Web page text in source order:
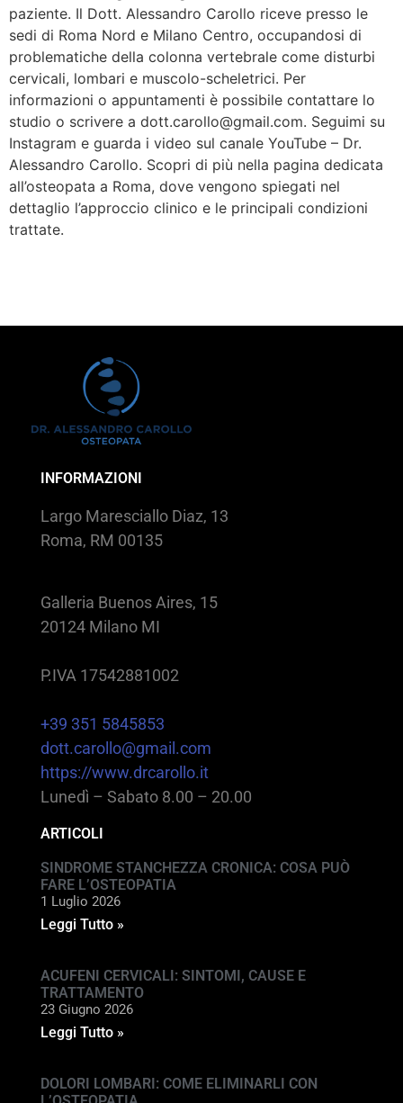
paziente. Il Dott. Alessandro Carollo riceve presso le
sedi di Roma Nord e Milano Centro, occupandosi di
problematiche della colonna vertebrale come disturbi
cervicali, lombari e muscolo-scheletrici. Per
informazioni o appuntamenti è possibile contattare lo
studio o scrivere a dott.carollo@gmail.com. Seguimi su
Instagram e guarda i video sul canale YouTube – Dr.
Alessandro Carollo. Scopri di più nella pagina dedicata
all’osteopata a Roma, dove vengono spiegati nel
dettaglio l’approccio clinico e le principali condizioni
trattate.
INFORMAZIONI
Largo Maresciallo Diaz, 13
Roma, RM 00135
Galleria Buenos Aires, 15
20124 Milano MI
P.IVA 17542881002
+39 351 5845853
dott.carollo@gmail.com
https://www.drcarollo.it
Lunedì – Sabato 8.00 – 20.00
ARTICOLI
SINDROME STANCHEZZA CRONICA: COSA PUÒ
FARE L’OSTEOPATIA
1 Luglio 2026
Leggi Tutto »
ACUFENI CERVICALI: SINTOMI, CAUSE E
TRATTAMENTO
23 Giugno 2026
Leggi Tutto »
DOLORI LOMBARI: COME ELIMINARLI CON